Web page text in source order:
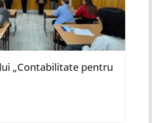
„Contabilitate pentru